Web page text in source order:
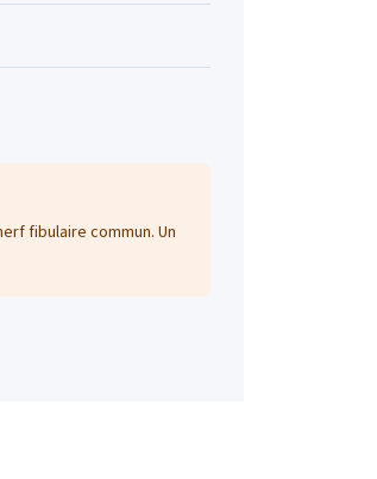
fibulaire commun. Un